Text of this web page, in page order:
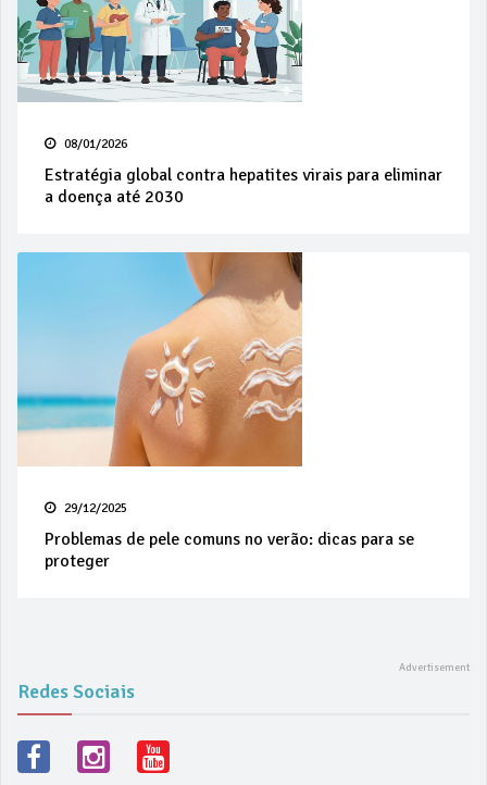
08/01/2026
Estratégia global contra hepatites virais para eliminar
a doença até 2030
29/12/2025
Problemas de pele comuns no verão: dicas para se
proteger
Redes Sociais